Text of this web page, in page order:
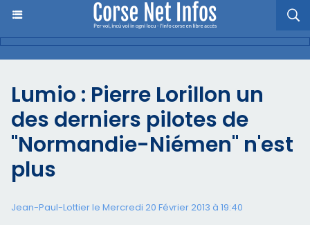
Lumio : Pierre Lorillon un
des derniers pilotes de
"Normandie-Niémen" n'est
plus
Jean-Paul-Lottier le Mercredi 20 Février 2013 à 19:40